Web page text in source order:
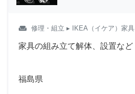
weekend 修理・組立 ▸ IKEA（イケア）家具
家具の組み立て解体、設置など
福島県